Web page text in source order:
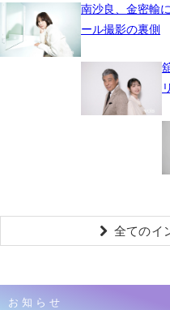
南沙良、金密輸
ール撮影の裏側
全てのイ
お知らせ